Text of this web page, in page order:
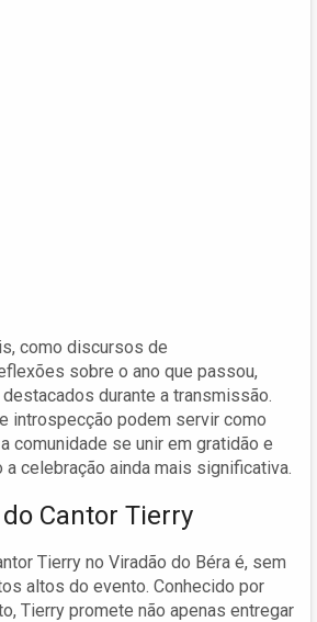
como discursos de
sobre o ano que passou,
durante a transmissão.
introspecção podem servir como
comunidade se unir em gratidão e
a celebração ainda mais significativa.
Cantor Tierry
Tierry no Viradão do Béra é, sem
altos do evento. Conhecido por
Tierry promete não apenas entregar